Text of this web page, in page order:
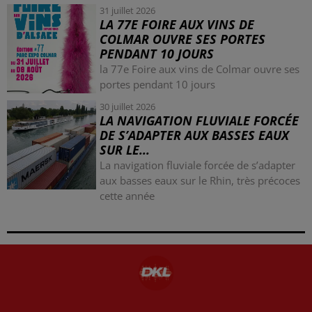
31 juillet 2026
LA 77E FOIRE AUX VINS DE
COLMAR OUVRE SES PORTES
PENDANT 10 JOURS
la 77e Foire aux vins de Colmar ouvre ses
portes pendant 10 jours
30 juillet 2026
LA NAVIGATION FLUVIALE FORCÉE
DE S’ADAPTER AUX BASSES EAUX
SUR LE...
La navigation fluviale forcée de s’adapter
aux basses eaux sur le Rhin, très précoces
cette année